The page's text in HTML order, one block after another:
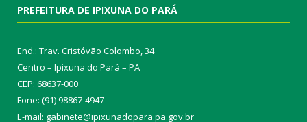
PREFEITURA DE IPIXUNA DO PARÁ
End.: Trav. Cristóvão Colombo, 34
Centro – Ipixuna do Pará – PA
CEP: 68637-000
Fone: (91) 98867-4947
E-mail: gabinete@ipixunadopara.pa.gov.br